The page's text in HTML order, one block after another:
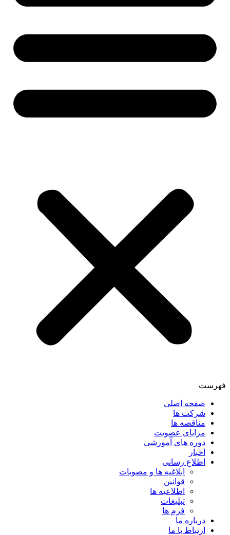
فهرست
صفحه اصلی
شرکت ها
مناقصه ها
مزایای عضویت
دوره های آموزشی
اخبار
اطلاع رسانی
ابلاغیه ها و مصوبات
قوانین
اطلاعیه ها
تبلیغات
فرم ها
درباره ما
ارتباط با ما